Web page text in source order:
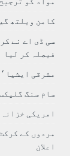
کامن ویلتھ
سی ڈی اے نے
فیصلہ کر لیا
مشرقی ایشیا
سام سنگ گلیکسی ایس 27 الٹرا سے ایک
امریکی
اعلان